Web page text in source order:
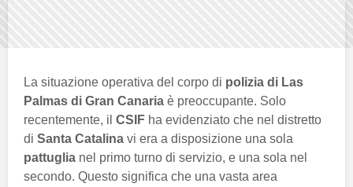
La situazione operativa del corpo di polizia di Las
Palmas di Gran Canaria è preoccupante. Solo
recentemente, il CSIF ha evidenziato che nel distretto
di Santa Catalina vi era a disposizione una sola
pattuglia nel primo turno di servizio, e una sola nel
secondo. Questo significa che una vasta area